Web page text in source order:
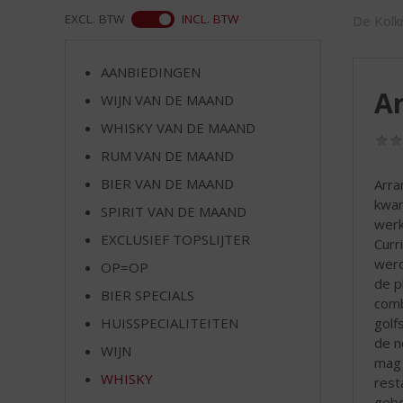
De
de
de
EXCL. BTW INCL. BTW
AANBIEDINGEN
WIJN VAN DE MAAND
WHISKY VAN DE MAAND
RUM VAN DE MAAND
BIER VAN DE MAAND
SPIRIT VAN DE MAAND
EXCLUSIEF TOPSLIJTER
OP=OP
BIER SPECIALS
HUISSPECIALITEITEN
WIJN
WHISKY